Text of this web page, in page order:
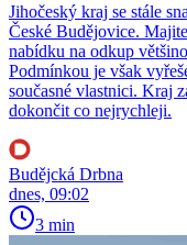
Jihočeský kraj se stále
České Budějovice.
nabídku na odkup
Podmínkou je však
současné vlastnici. Kraj
dokončit co nejrychleji.
Budějcká Drbna
dnes, 09:02
3 min